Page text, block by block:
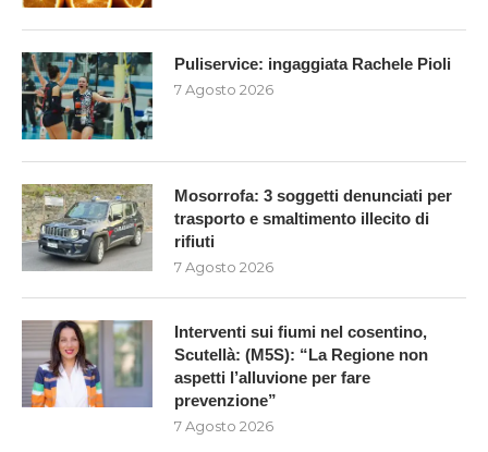
Puliservice: ingaggiata Rachele Pioli
7 Agosto 2026
Mosorrofa: 3 soggetti denunciati per
trasporto e smaltimento illecito di
rifiuti
7 Agosto 2026
Interventi sui fiumi nel cosentino,
Scutellà: (M5S): “La Regione non
aspetti l’alluvione per fare
prevenzione”
7 Agosto 2026